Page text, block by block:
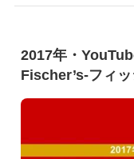
2017年・
Fischer’s-フィ